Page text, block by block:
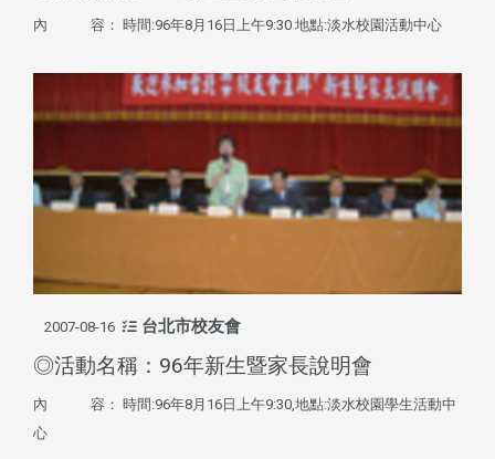
內 容： 時間:96年8月16日上午9:30 地點:淡水校園活動中心
2007-08-16 台北市校友會
◎活動名稱：96年新生暨家長說明會
內 容： 時間:96年8月16日上午9:30,地點:淡水校園學生活動中
心